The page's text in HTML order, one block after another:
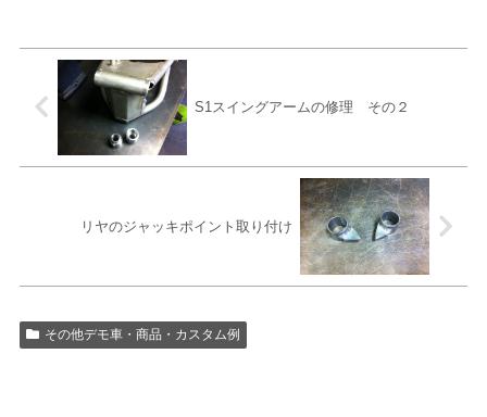
S1スイングアームの修理 その２
リヤのジャッキポイント取り付け
その他デモ車・商品・カスタム例